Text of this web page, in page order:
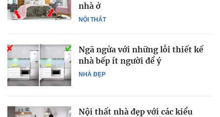
NỘI THẤT
nhà ở
NHÀ ĐẸP
Ngã ngửa với những lỗi thiết kế
nhà bếp ít người để ý
Nội thất nhà đẹp với các kiểu